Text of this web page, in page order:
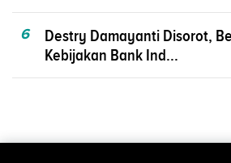
6
Destry Damayanti Disorot,
Kebijakan Bank Ind...